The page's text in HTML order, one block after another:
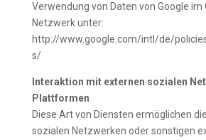
Verwendung von Daten von Google im
Netzwerk unter:
http://www.google.com/intl/de/
s/
Interaktion mit externen sozialen
Plattformen
Diese Art von Diensten ermöglichen
sozialen Netzwerken oder sonstigen